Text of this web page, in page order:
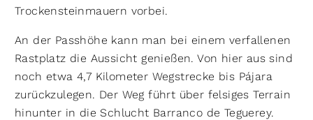
Trockensteinmauern vorbei.
An der Passhöhe kann man bei einem verfallenen
Rastplatz die Aussicht genießen. Von hier aus sind
noch etwa 4,7 Kilometer Wegstrecke bis Pájara
zurückzulegen. Der Weg führt über felsiges Terrain
hinunter in die Schlucht Barranco de Teguerey.